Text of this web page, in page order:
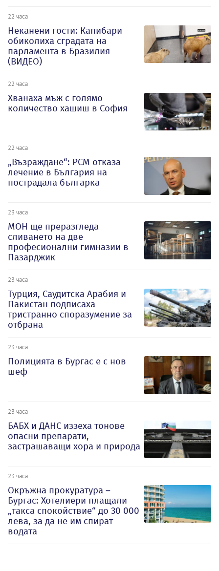
22 часа
Неканени гости: Капибари
обиколиха сградата на
парламента в Бразилия
(ВИДЕО)
22 часа
Хванаха мъж с голямо
количество хашиш в София
22 часа
„Възраждане“: РСМ отказа
лечение в България на
пострадала българка
23 часа
МОН ще преразгледа
сливането на две
професионални гимназии в
Пазарджик
23 часа
Турция, Саудитска Арабия и
Пакистан подписаха
тристранно споразумение за
отбрана
23 часа
Полицията в Бургас е с нов
шеф
23 часа
БАБХ и ДАНС иззеха тонове
опасни препарати,
застрашаващи хора и природа
23 часа
Окръжна прокуратура –
Бургас: Хотелиери плащали
„такса спокойствие“ до 30 000
лева, за да не им спират
водата